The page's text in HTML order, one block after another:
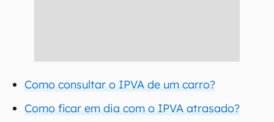
Como consultar o IPVA de um carro?
Como ficar em dia com o IPVA atrasado?